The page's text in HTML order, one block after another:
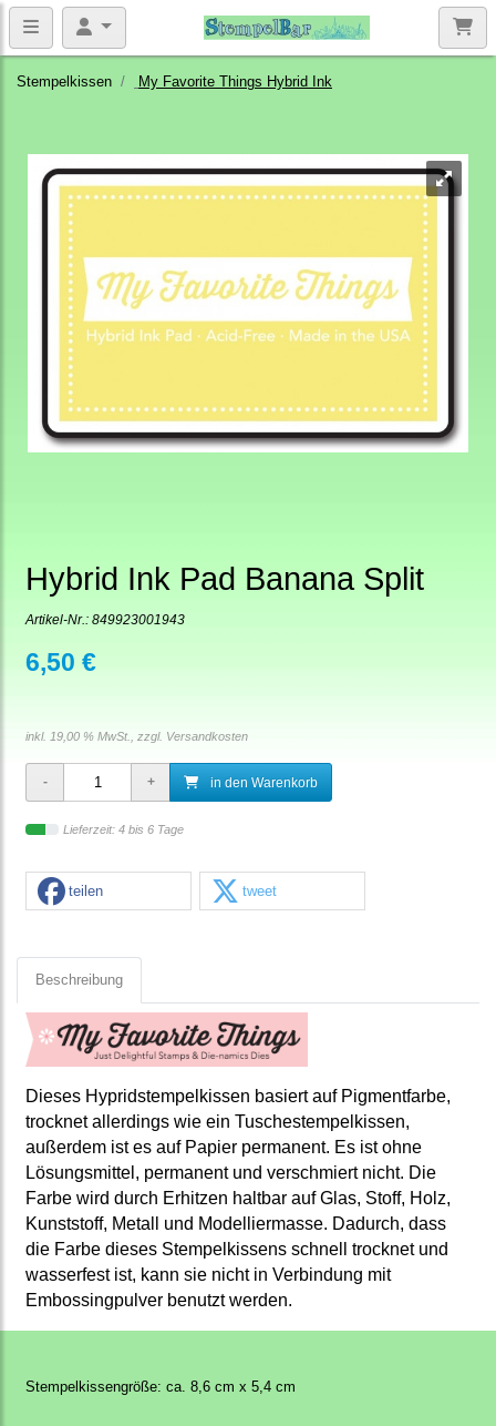
Stempelkissen My Favorite Things Hybrid Ink
Hybrid Ink Pad Banana Split
Artikel-Nr.: 849923001943
6,50 €
inkl. 19,00 % MwSt., zzgl. Versandkosten
in den Warenkorb
Lieferzeit: 4 bis 6 Tage
teilen tweet
Beschreibung
Dieses Hypridstempelkissen basiert auf Pigmentfarbe,
trocknet allerdings wie ein Tuschestempelkissen,
außerdem ist es auf Papier permanent. Es ist ohne
Lösungsmittel, permanent und verschmiert nicht. Die
Farbe wird durch Erhitzen haltbar auf Glas, Stoff, Holz,
Kunststoff, Metall und Modelliermasse. Dadurch, dass
die Farbe dieses Stempelkissens schnell trocknet und
wasserfest ist, kann sie nicht in Verbindung mit
Embossingpulver benutzt werden.
Stempelkissengröße: ca. 8,6 cm x 5,4 cm